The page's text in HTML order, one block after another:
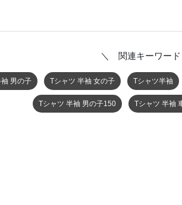
＼ 関連キーワー
男の子 Tシャツ 半袖 女の子 Tシャツ半袖
Tシャツ 半袖 男の子150 Tシャツ 半袖